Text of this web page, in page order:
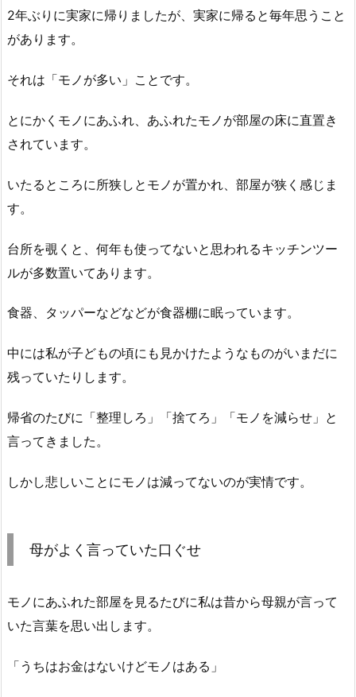
2年ぶりに実家に帰りましたが、実家に帰ると毎年思うこと
があります。
それは「モノが多い」ことです。
とにかくモノにあふれ、あふれたモノが部屋の床に直置き
されています。
いたるところに所狭しとモノが置かれ、部屋が狭く感じま
す。
台所を覗くと、何年も使ってないと思われるキッチンツー
ルが多数置いてあります。
食器、タッパーなどなどが食器棚に眠っています。
中には私が子どもの頃にも見かけたようなものがいまだに
残っていたりします。
帰省のたびに「整理しろ」「捨てろ」「モノを減らせ」と
言ってきました。
しかし悲しいことにモノは減ってないのが実情です。
母がよく言っていた口ぐせ
モノにあふれた部屋を見るたびに私は昔から母親が言って
いた言葉を思い出します。
「うちはお金はないけどモノはある」